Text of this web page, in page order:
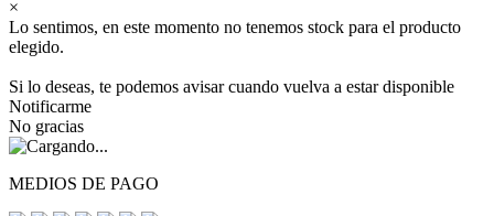
×
Lo sentimos, en este momento no tenemos stock para el producto
elegido.
Si lo deseas, te podemos avisar cuando vuelva a estar disponible
Notificarme
No gracias
MEDIOS DE PAGO